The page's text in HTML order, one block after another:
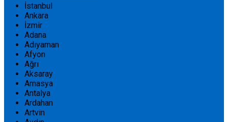
İstanbul
Ankara
İzmir
Adana
Adıyaman
Afyon
Ağrı
Aksaray
Amasya
Antalya
Ardahan
Artvin